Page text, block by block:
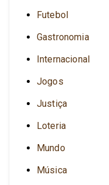
Futebol
Gastronomia
Internacional
Jogos
Justiça
Loteria
Mundo
Música